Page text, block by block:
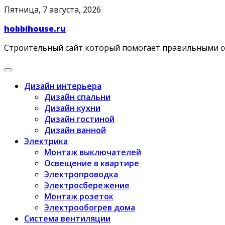
Skip
content
Пятница, 7 августа, 2026
hobbihouse.ru
Строительный сайт который помогает правильными
Дизайн интерьера
Дизайн спальни
Дизайн кухни
Дизайн гостиной
Дизайн ванной
Электрика
Монтаж выключателей
Освещение в квартире
Электропроводка
Электросбережение
Монтаж розеток
Электрообогрев дома
Система вентиляции